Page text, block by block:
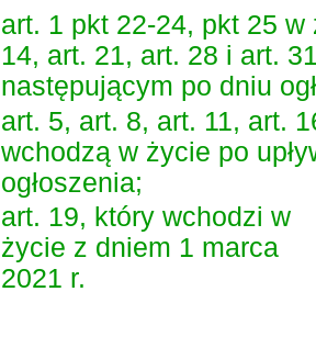
art. 1 pkt 22-24, pkt 25
14, art. 21, art. 28 i art.
następującym po dniu
art. 5, art. 8, art. 11, art.
wchodzą w życie po
ogłoszenia;
art. 19, który wchodzi w
życie z dniem 1 marca
2021 r.